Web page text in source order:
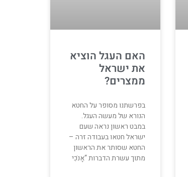
האם העגל הוציא
את ישראל
ממצרים?
בפרשתנו מסופר על החטא
הנורא של מעשה העגל.
במבט ראשון נראה שעם
ישראל חטאו בעבודה זרה –
החטא שסותר את הראשון
מתוך עשרת הדברות “אָנֹכִי